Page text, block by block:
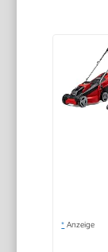
* Anzeige